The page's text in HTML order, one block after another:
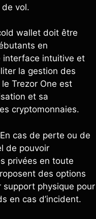
vol.
wallet doit être
en
interface intuitive et
la gestion des
Trezor One est
et sa
cryptomonnaies.
cas de perte ou de
de pouvoir
privées en toute
des options
physique pour
en cas d’incident.